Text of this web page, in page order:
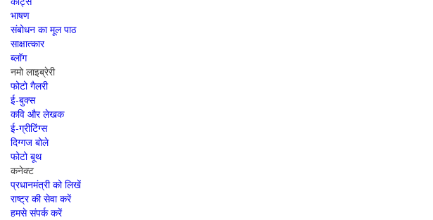
भाषण
संबोधन का मूल पाठ
साक्षात्कार
ब्लॉग
नमो लाइब्रेरी
फोटो गैलरी
ई-बुक्स
कवि और लेखक
ई-ग्रीटिंग्स
दिग्गज बोले
फोटो बूथ
कनेक्ट
प्रधानमंत्री को लिखें
राष्ट्र की सेवा करें
हमसे संपर्क करें